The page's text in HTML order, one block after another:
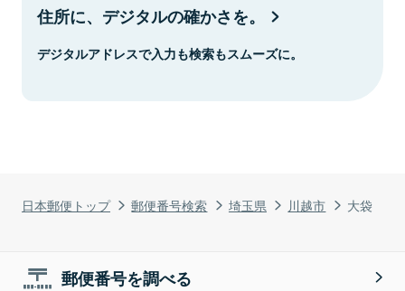
日本郵便トップ 郵便番号検索 埼玉県 川越市 大袋
住所に、デジタルの確かさを。
デジタルアドレスで入力も検索もスムーズに。
郵便番号を調べる